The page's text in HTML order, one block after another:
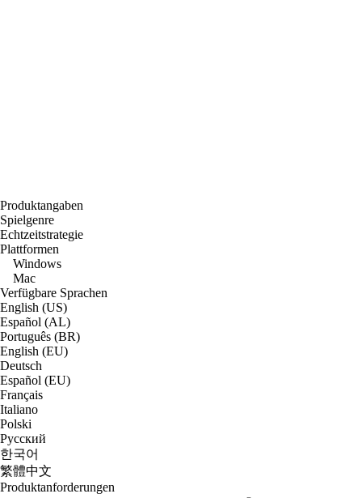
Produktangaben
Spielgenre
Echtzeitstrategie
Plattformen
Windows
Mac
Verfügbare Sprachen
English (US)
Español (AL)
Português (BR)
English (EU)
Deutsch
Español (EU)
Français
Italiano
Polski
Русский
한국어
繁體中文
Produktanforderungen